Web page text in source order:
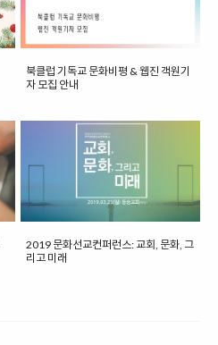
북클럽 기독교 문화비평 & 웹진 객원기
자 모집 안내
2019 문화선교컨퍼런스: 교회, 문화, 그
리고 미래